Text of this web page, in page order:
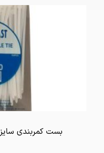
بست کمربندی سایز 15 سانت بسته 100 عددی